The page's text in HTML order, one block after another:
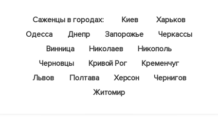
Саженцы в городах: Киев
Харьков
Одесса
Днепр Запорожье
Черкассы
Винница
Николаев
Никополь
Черновцы
Кривой Рог
Кременчуг
Львов
Полтава Херсон
Чернигов
Житомир